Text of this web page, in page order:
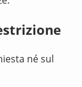
né sul